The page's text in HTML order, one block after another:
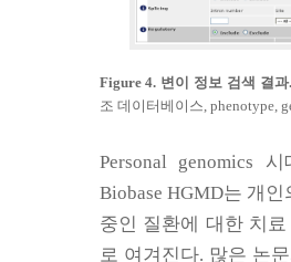
Figure 4. 변이 정보 검색 결과.
조 데이터베이스, phenotype,
Personal genomics 시
Biobase HGMD는 개인
중인 질환에 대한 치
로 여겨진다. 많은 논